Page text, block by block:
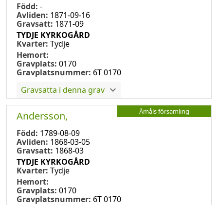
Född: -
Avliden: 1871-09-16
Gravsatt: 1871-09
TYDJE KYRKOGÅRD
Kvarter: Tydje
Hemort:
Gravplats: 0170
Gravplatsnummer: 6T 0170
Gravsatta i denna grav
Åmåls församling
Andersson,
Född: 1789-08-09
Avliden: 1868-03-05
Gravsatt: 1868-03
TYDJE KYRKOGÅRD
Kvarter: Tydje
Hemort:
Gravplats: 0170
Gravplatsnummer: 6T 0170